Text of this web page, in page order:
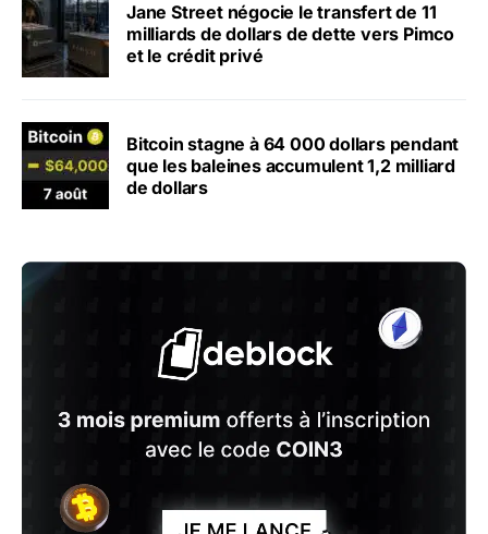
Jane Street négocie le transfert de 11
milliards de dollars de dette vers Pimco
et le crédit privé
Bitcoin stagne à 64 000 dollars pendant
que les baleines accumulent 1,2 milliard
de dollars